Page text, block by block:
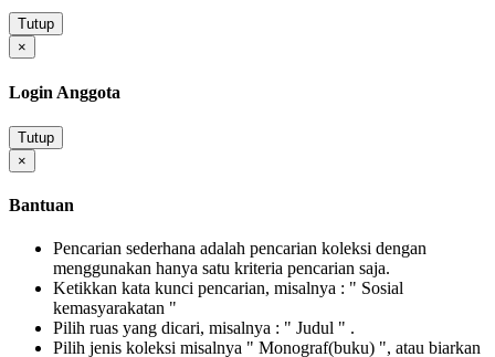
Tutup
×
Login Anggota
Tutup
×
Bantuan
Pencarian sederhana adalah pencarian koleksi dengan
menggunakan hanya satu kriteria pencarian saja.
Ketikkan kata kunci pencarian, misalnya : " Sosial
kemasyarakatan "
Pilih ruas yang dicari, misalnya : " Judul " .
Pilih jenis koleksi misalnya " Monograf(buku) ", atau biarkan